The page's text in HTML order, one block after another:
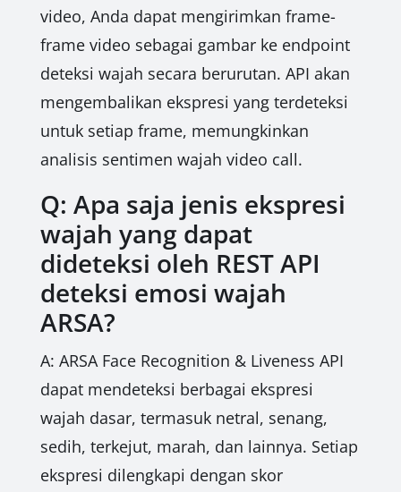
video, Anda dapat mengirimkan frame-
frame video sebagai gambar ke endpoint
deteksi wajah secara berurutan. API akan
mengembalikan ekspresi yang terdeteksi
untuk setiap frame, memungkinkan
analisis sentimen wajah video call.
Q: Apa saja jenis ekspresi
wajah yang dapat
dideteksi oleh REST API
deteksi emosi wajah
ARSA?
A: ARSA Face Recognition & Liveness API
dapat mendeteksi berbagai ekspresi
wajah dasar, termasuk netral, senang,
sedih, terkejut, marah, dan lainnya. Setiap
ekspresi dilengkapi dengan skor